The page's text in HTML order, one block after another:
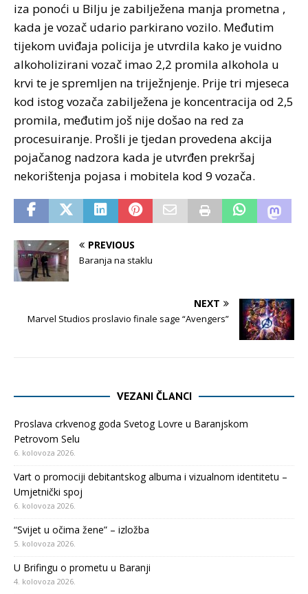
iza ponoći u Bilju je zabilježena manja prometna ,
kada je vozač udario parkirano vozilo. Međutim
tijekom uviđaja policija je utvrdila kako je vuidno
alkoholizirani vozač imao 2,2 promila alkohola u
krvi te je spremljen na triježnjenje. Prije tri mjeseca
kod istog vozača zabilježena je koncentracija od 2,5
promila, međutim još nije došao na red za
procesuiranje. Prošli je tjedan provedena akcija
pojačanog nadzora kada je utvrđen prekršaj
nekorištenja pojasa i mobitela kod 9 vozača.
PREVIOUS
Baranja na staklu
NEXT
Marvel Studios proslavio finale sage “Avengers”
VEZANI ČLANCI
Proslava crkvenog goda Svetog Lovre u Baranjskom
Petrovom Selu
6. kolovoza 2026.
Vart o promociji debitantskog albuma i vizualnom identitetu –
Umjetnički spoj
6. kolovoza 2026.
“Svijet u očima žene” – izložba
5. kolovoza 2026.
U Brifingu o prometu u Baranji
4. kolovoza 2026.